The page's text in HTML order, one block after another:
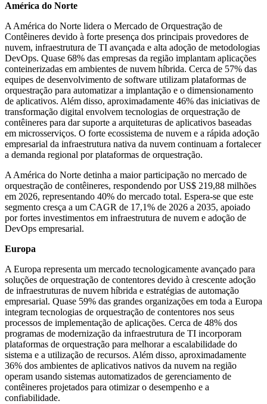
América do Norte
A América do Norte lidera o Mercado de Orquestração de
Contêineres devido à forte presença dos principais provedores de
nuvem, infraestrutura de TI avançada e alta adoção de metodologias
DevOps. Quase 68% das empresas da região implantam aplicações
conteinerizadas em ambientes de nuvem híbrida. Cerca de 57% das
equipes de desenvolvimento de software utilizam plataformas de
orquestração para automatizar a implantação e o dimensionamento
de aplicativos. Além disso, aproximadamente 46% das iniciativas de
transformação digital envolvem tecnologias de orquestração de
contêineres para dar suporte a arquiteturas de aplicativos baseadas
em microsserviços. O forte ecossistema de nuvem e a rápida adoção
empresarial da infraestrutura nativa da nuvem continuam a fortalecer
a demanda regional por plataformas de orquestração.
A América do Norte detinha a maior participação no mercado de
orquestração de contêineres, respondendo por US$ 219,88 milhões
em 2026, representando 40% do mercado total. Espera-se que este
segmento cresça a um CAGR de 17,1% de 2026 a 2035, apoiado
por fortes investimentos em infraestrutura de nuvem e adoção de
DevOps empresarial.
Europa
A Europa representa um mercado tecnologicamente avançado para
soluções de orquestração de contentores devido à crescente adoção
de infraestruturas de nuvem híbrida e estratégias de automação
empresarial. Quase 59% das grandes organizações em toda a Europa
integram tecnologias de orquestração de contentores nos seus
processos de implementação de aplicações. Cerca de 48% dos
programas de modernização da infraestrutura de TI incorporam
plataformas de orquestração para melhorar a escalabilidade do
sistema e a utilização de recursos. Além disso, aproximadamente
36% dos ambientes de aplicativos nativos da nuvem na região
operam usando sistemas automatizados de gerenciamento de
contêineres projetados para otimizar o desempenho e a
confiabilidade.